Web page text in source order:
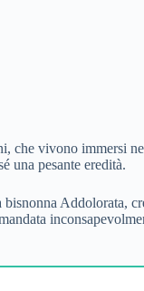
che vivono immersi
una pesante eredità.
Addolorata,